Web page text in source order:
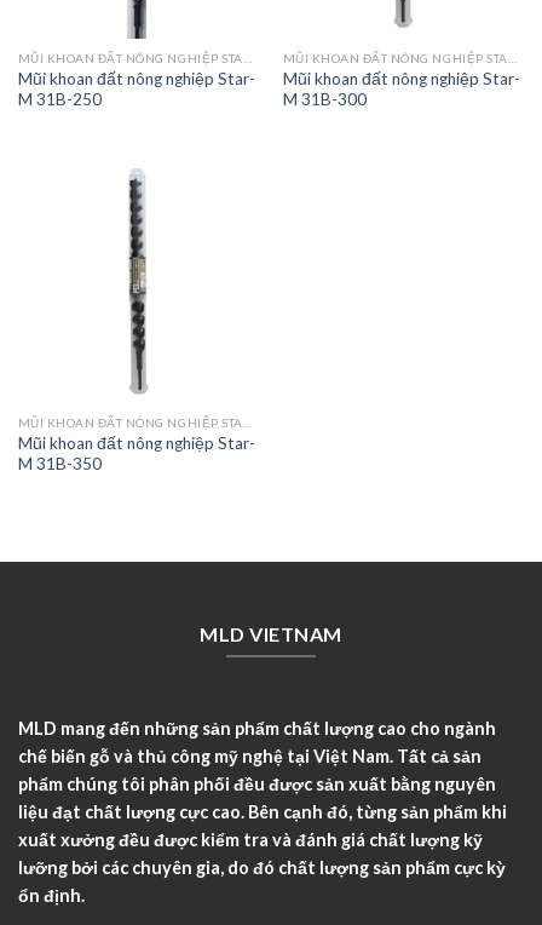
Mũi khoan đất nông nghiệp Star-
M 31B-250
Mũi khoan đất nông nghiệp Star-
M 31B-300
Mũi khoan đất nông nghiệp Star-
M 31B-350
MLD VIETNAM
MLD mang đến những sản phẩm chất lượng cao cho ngành
chế biến gỗ và thủ công mỹ nghệ tại Việt Nam. Tất cả sản
phẩm chúng tôi phân phối đều được sản xuất bằng nguyên
liệu đạt chất lượng cực cao. Bên cạnh đó, từng sản phẩm khi
xuất xưởng đều được kiểm tra và đánh giá chất lượng kỹ
lưỡng bởi các chuyên gia, do đó chất lượng sản phẩm cực kỳ
ổn định.